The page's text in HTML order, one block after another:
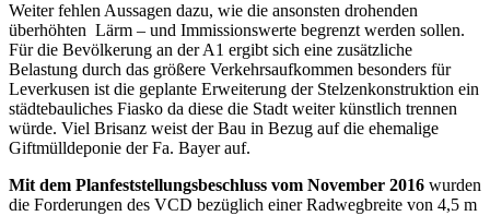
Weiter fehlen Aussagen dazu, wie die ansonsten drohenden
überhöhten Lärm – und Immissionswerte begrenzt werden sollen.
Für die Bevölkerung an der A1 ergibt sich eine zusätzliche
Belastung durch das größere Verkehrsaufkommen besonders für
Leverkusen ist die geplante Erweiterung der Stelzenkonstruktion ein
städtebauliches Fiasko da diese die Stadt weiter künstlich trennen
würde. Viel Brisanz weist der Bau in Bezug auf die ehemalige
Giftmülldeponie der Fa. Bayer auf.
Mit dem Planfeststellungsbeschluss vom November 2016 wurden
die Forderungen des VCD bezüglich einer Radwegbreite von 4,5 m